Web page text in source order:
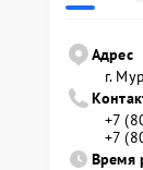
Адрес
г.
+7
+7
Время